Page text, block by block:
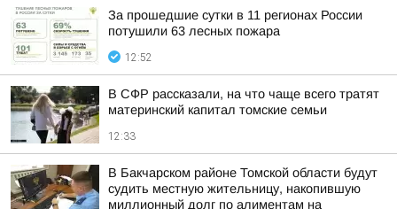
За прошедшие сутки в 11 регионах России
потушили 63 лесных пожара
12:52
В СФР рассказали, на что чаще всего тратят
материнский капитал томские семьи
12:33
В Бакчарском районе Томской области будут
судить местную жительницу, накопившую
миллионный долг по алиментам на